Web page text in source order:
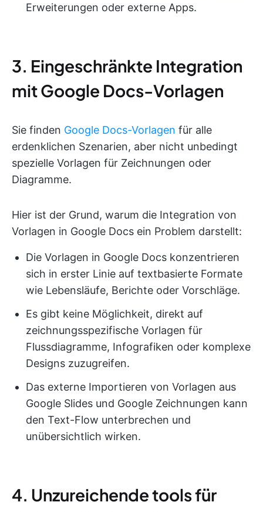
Erweiterungen oder externe Apps.
3. Eingeschränkte Integration
mit Google Docs-Vorlagen
Sie finden Google Docs-Vorlagen für alle
erdenklichen Szenarien, aber nicht unbedingt
spezielle Vorlagen für Zeichnungen oder
Diagramme.
Hier ist der Grund, warum die Integration von
Vorlagen in Google Docs ein Problem darstellt:
Die Vorlagen in Google Docs konzentrieren
sich in erster Linie auf textbasierte Formate
wie Lebensläufe, Berichte oder Vorschläge.
Es gibt keine Möglichkeit, direkt auf
zeichnungsspezifische Vorlagen für
Flussdiagramme, Infografiken oder komplexe
Designs zuzugreifen.
Das externe Importieren von Vorlagen aus
Google Slides und Google Zeichnungen kann
den Text-Flow unterbrechen und
unübersichtlich wirken.
4. Unzureichende tools für